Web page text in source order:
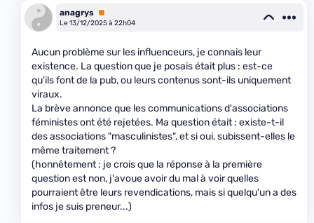
anagrys Premium
Le 13/12/2025 à 22h04
Aucun problème sur les influenceurs, je connais leur
existence. La question que je posais était plus : est-ce
qu'ils font de la pub, ou leurs contenus sont-ils uniquement
viraux.
La brève annonce que les communications d'associations
féministes ont été rejetées. Ma question était : existe-t-il
des associations "masculinistes", et si oui, subissent-elles le
même traitement ?
(honnêtement : je crois que la réponse à la première
question est non, j'avoue avoir du mal à voir quelles
pourraient être leurs revendications, mais si quelqu'un a des
infos je suis preneur...)